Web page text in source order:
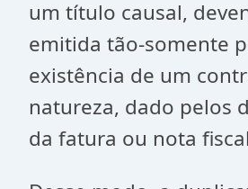
um título causal,
emitida tão-somente
existência de um
natureza, dado pelos
da fatura ou nota